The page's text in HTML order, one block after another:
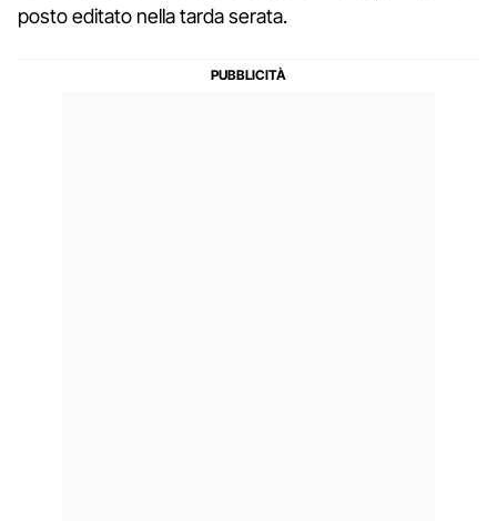
posto editato nella tarda serata.